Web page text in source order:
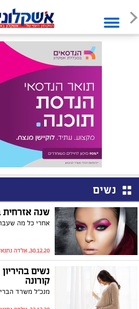
נשים
שנה אזרחית
30.12.20, אלדה נתנאל
נשים
קורונה